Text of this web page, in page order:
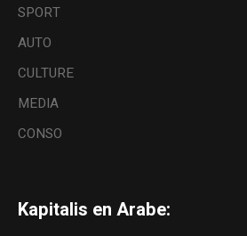
SPORT
AUTO
CULTURE
MEDIA
CONSO
Kapitalis en Arabe: